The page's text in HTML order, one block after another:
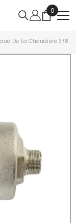
0
0
article
De La Chaudière 3/8